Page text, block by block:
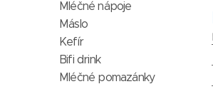
Mléčné nápoje
Máslo
Kefír
Bifi drink
Mléčné pomazánky